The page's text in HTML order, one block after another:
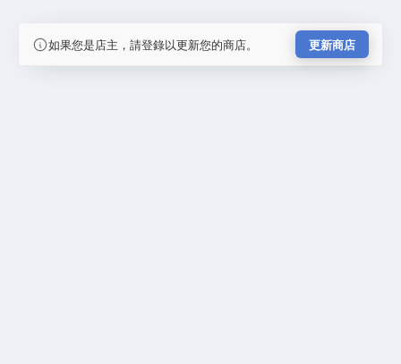
如果您是店主，請登錄以更新您的商店。 更新商店